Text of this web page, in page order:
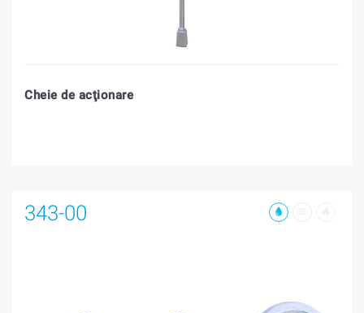
Cheie de acţionare
343-00